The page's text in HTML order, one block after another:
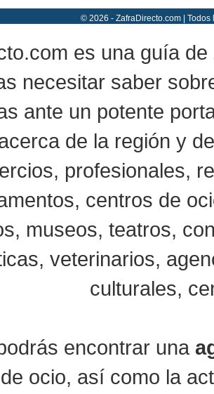
© 2026 - ZafraDirecto.com |
es una guía de
necesitar saber
ante un potente
de la región y
profesionales,
centros de
museos, teatros,
veterinarios,
culturales,
encontrar una
ocio, así como la